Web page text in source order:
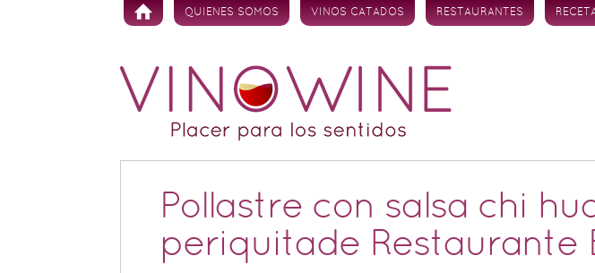
Skip to content
QUIENES SOMOS VINOS CATADOS RESTAURANTES
Pollastre con salsa chi
periquitade Restaurante